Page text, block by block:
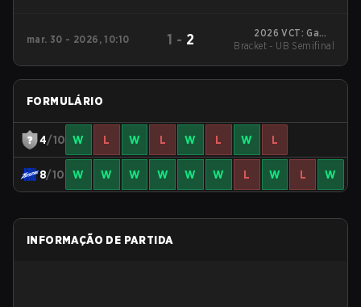
mar. 30 - 2026, 10:10 1 - 2
2026 VCT: Game
Changers Latin
Bracket - UB Semifinal
FORMULÁRIO
4/10 W L W L W L W L
8/10 W W W W W W L W L W
INFORMAÇÃO DE PARTIDA